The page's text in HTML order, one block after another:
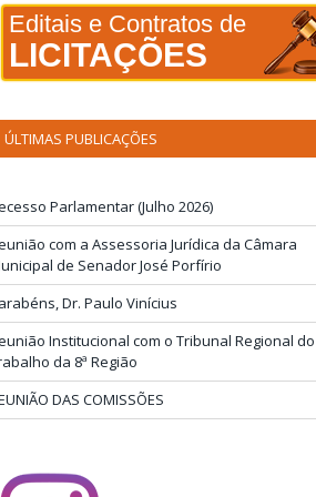
Editais e Contratos de
LICITAÇÕES
ÚLTIMAS PUBLICAÇÕES
Parlamentar (Julho 2026)
com a Assessoria Jurídica da Câmara
de Senador José Porfírio
Dr. Paulo Vinícius
Institucional com o Tribunal Regional do
da 8ª Região
DAS COMISSÕES